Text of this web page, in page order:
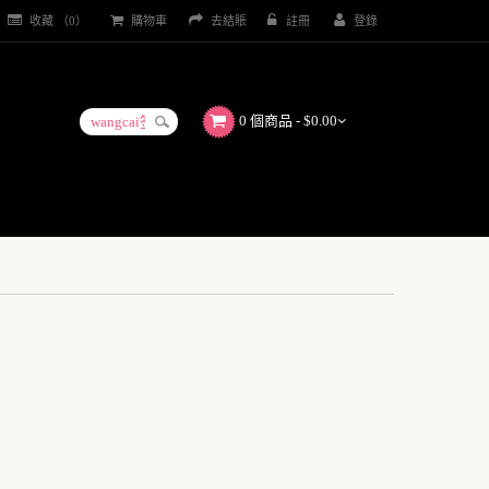
註冊 登錄
收藏 （0） 購物車 去結賬
0 個商品 - $0.00